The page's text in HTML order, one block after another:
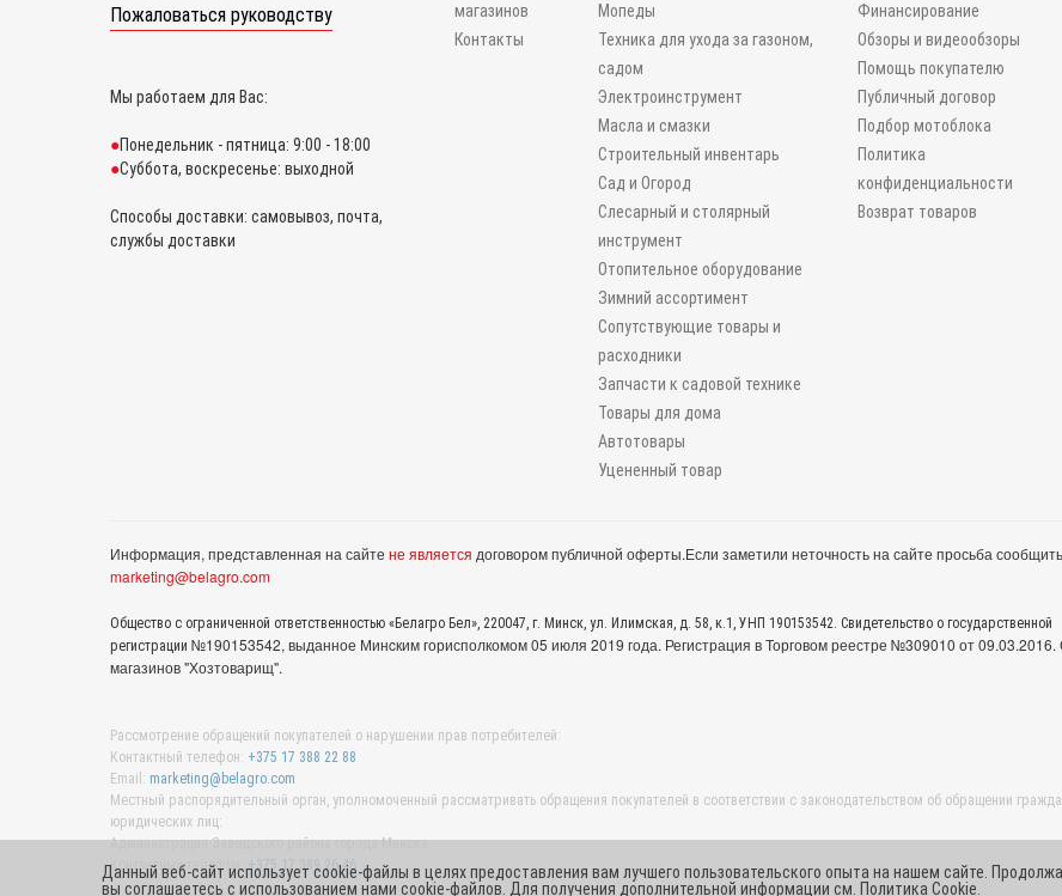
Пожаловаться руководству
Мы работаем для Вас:
Понедельник - пятница: 9:00 - 18:00
Суббота, воскресенье: выходной
Способы доставки: самовывоз, почта,
службы доставки
магазинов
Контакты
Мопеды
Техника для ухода за газоном,
садом
Электроинструмент
Масла и смазки
Строительный инвентарь
Сад и Огород
Слесарный и столярный
инструмент
Отопительное оборудование
Зимний ассортимент
Сопутствующие товары и
расходники
Запчасти к садовой технике
Товары для дома
Автотовары
Уцененный товар
Финансирование
Обзоры и видеообзоры
Помощь покупателю
Публичный договор
Подбор мотоблока
Политика
конфиденциальности
Возврат товаров
Информация, представленная на сайте не является договором публичной оферты.Если заметили неточность на сайте просьба сообщить
marketing@belagro.com
Общество с ограниченной ответственностью «Белагро Бел», 220047, г. Минск, ул. Илимская, д. 58, к.1, УНП 190153542. Свидетельство о государственной
регистрации №190153542, выданное Минcким горисполкомом 05 июля 2019 года. Регистрация в Торговом реестре №309010 от 09.03.2016.
магазинов "Хозтоварищ".
Рассмотрение обращений покупателей о нарушении прав потребителей:
Контактный телефон: +375 17 388 22 88
Email: marketing@belagro.com
Местный распорядительный орган, уполномоченный рассматривать обращения покупателей в соответствии с законодательством об обращении
юридических лиц:
Администрация Заводского района города Минска
Контактный телефон:+375 17 389 26 46
Данный веб-сайт использует cookie-файлы в целях предоставления вам лучшего пользовательского опыта на нашем сайте.
вы соглашаетесь с использованием нами cookie-файлов. Для получения дополнительной информации см. Политика Cookie